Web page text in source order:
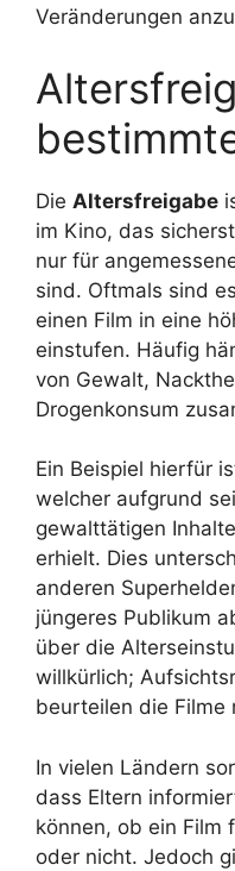
Veränderungen
Die Altersfreigabe
im Kino, das
nur für
sind. Oftmals sind
einen Film in eine
einstufen. Häufig
von Gewalt,
Drogenkonsum
Ein Beispiel hierfür
welcher aufgrund
gewalttätigen
erhielt. Dies
anderen
jüngeres Publikum
über die
willkürlich;
beurteilen die Filme
In vielen Ländern
dass Eltern
können, ob ein Film
oder nicht. Jedoch